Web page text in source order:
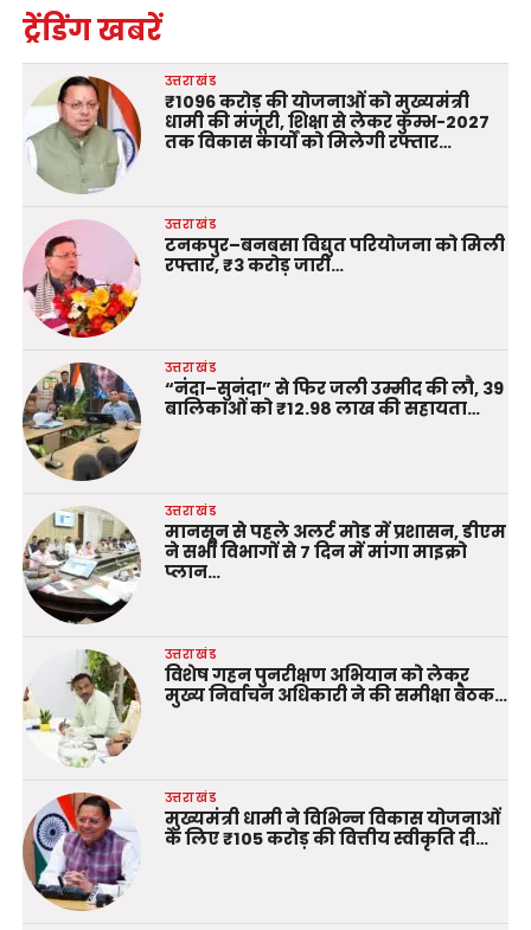
ट्रेंडिंग खबरें
उत्तराखंड
₹1096 करोड़ की योजनाओं को मुख्यमंत्री
धामी की मंजूरी, शिक्षा से लेकर कुम्भ-2027
तक विकास कार्यों को मिलेगी रफ्तार…
उत्तराखंड
टनकपुर–बनबसा विद्युत परियोजना को मिली
रफ्तार, ₹3 करोड़ जारी…
उत्तराखंड
“नंदा–सुनंदा” से फिर जली उम्मीद की लौ, 39
बालिकाओं को ₹12.98 लाख की सहायता…
उत्तराखंड
मानसून से पहले अलर्ट मोड में प्रशासन, डीएम
ने सभी विभागों से 7 दिन में मांगा माइक्रो
प्लान…
उत्तराखंड
विशेष गहन पुनरीक्षण अभियान को लेकर
मुख्य निर्वाचन अधिकारी ने की समीक्षा बैठक…
उत्तराखंड
मुख्यमंत्री धामी ने विभिन्न विकास योजनाओं
के लिए ₹105 करोड़ की वित्तीय स्वीकृति दी…